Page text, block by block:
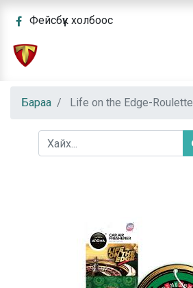
Фейсбүүк холбоос
Бараа Life on the Edge-Roulette